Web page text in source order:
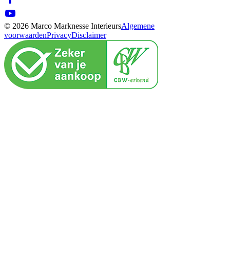
© 2026 Marco Marknesse InterieursAlgemene
voorwaardenPrivacyDisclaimer